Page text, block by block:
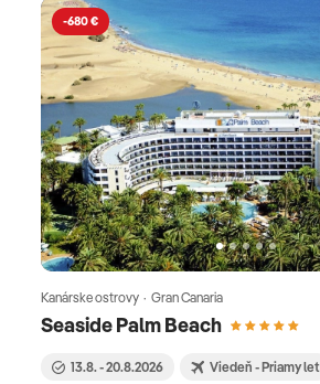
-680 €
Seaside Palm Beach
Kanárske ostrovy · Gran Canaria
13.8. - 20.8.2026 Viedeň - Priamy let